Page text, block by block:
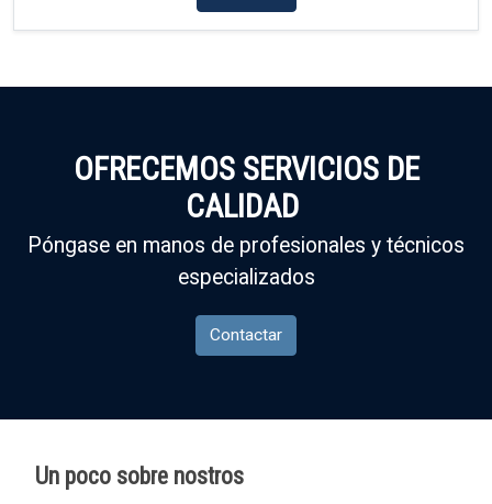
OFRECEMOS SERVICIOS DE
CALIDAD
Póngase en manos de profesionales y técnicos
especializados
Contactar
Un poco sobre nostros